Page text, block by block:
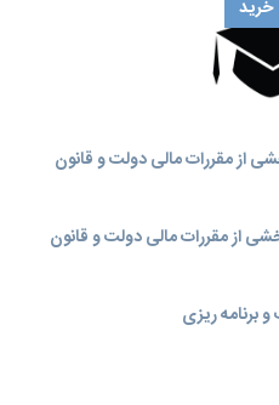
از مقررات مالی دولت و قانون
از مقررات مالی دولت و قانون
برنامه‌ ریزی
خرید